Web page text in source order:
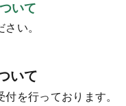
いて
い。
いて
を行っております。